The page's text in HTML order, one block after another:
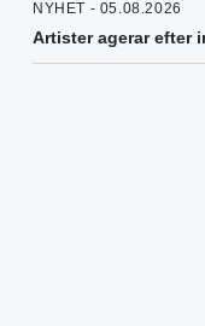
NYHET - 05.08.2026
Artister agerar efter